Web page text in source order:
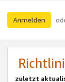
Anmelden
zuletzt